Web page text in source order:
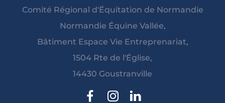
Comité Régional d'Équitation de Normandie
Normandie Équine Vallée,
Bâtiment Espace Vie Entreprenariat,
1504 Rte de l'Église,
14430 Goustranville